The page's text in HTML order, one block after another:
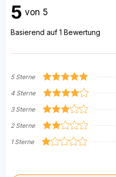
5 von 5
Basierend auf 1 Bewertung
5 Sterne
4 Sterne
3 Sterne
2 Sterne
1 Sterne